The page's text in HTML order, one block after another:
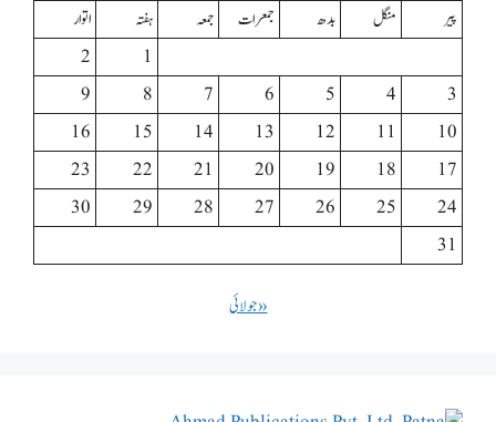
پیر
منگل بدھ جمعرات جمعہ ہفتہ
اتوار
1
2
3
4
5
6
7
8
9
10
11
12
13
14
15
16
17
18
19
20
21
22
23
24
25
26
27
28
29
30
31
« جولائی